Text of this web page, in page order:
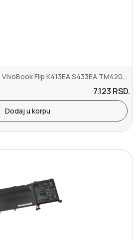
Baterija za laptop Asus VivoBook Flip K413EA S433EA TM420U X421DA C...
7.123 RSD.
Dodaj u korpu